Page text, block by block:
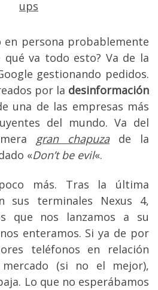
en persona probablemente
va todo esto? Va de la
gestionando pedidos.
por la desinformación
una de las empresas más
del mundo. Va del
gran chapuzade la
«Don’t be evil«.
más. Tras la última
sus terminales Nexus 4,
que nos lanzamos a su
enteramos. Si ya de por
teléfonos en relación
(si no el mejor),
Lo que no esperábamos